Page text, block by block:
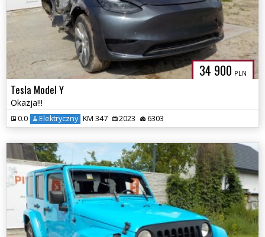
34 900 PLN
Tesla Model Y
Okazja!!!
0.0 Elektryczny KM 347 2023 6303